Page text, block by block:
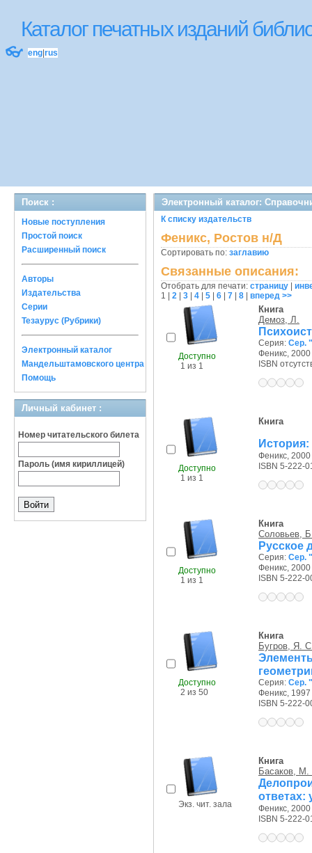
Каталог печатных изданий
👓 eng rus
Поиск :
Новые поступления
Простой поиск
Расширенный поиск
Авторы
Издательства
Серии
Тезаурус (Рубрики)
Электронный каталог
Мандельштамовского центра
Помощь
Личный кабинет :
Номер читательского билета
Пароль (имя кириллицей)
Электронный каталог:
К списку издательств
Феникс, Ростов н/Д
Сортировать по: заглавию
Связанные описания:
Отобрать для печати: страницу
1
2 3 4 5 6 7 8 вперед >>
Доступно
1 из 1
Книга
Демоз, Л.
Серия: Сер.
Феникс, 2000
ISBN
Доступно
1 из 1
Книга
История:
Феникс, 2000
ISBN 5-222-
Доступно
1 из 1
Книга
Соловьев,
Русское
Серия: Сер.
Феникс, 2000
ISBN 5-222-
Доступно
2 из 50
Книга
Бугров, Я.
Серия: Сер.
Феникс, 1997
ISBN 5-222-
Экз. чит. зала
Книга
Басаков,
ответах:
Феникс, 2000
ISBN 5-222-